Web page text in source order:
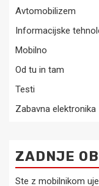
Avtomobilizem
Informacijske
Mobilno
Od tu in tam
Testi
Zabavna elektronika
ZADNJE
Ste z mobilnikom